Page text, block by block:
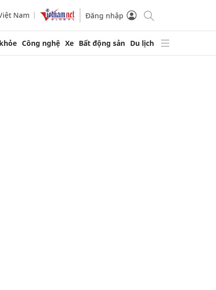
Nam Đăng nhập
Công nghệ Xe Bất động sản Du lịch